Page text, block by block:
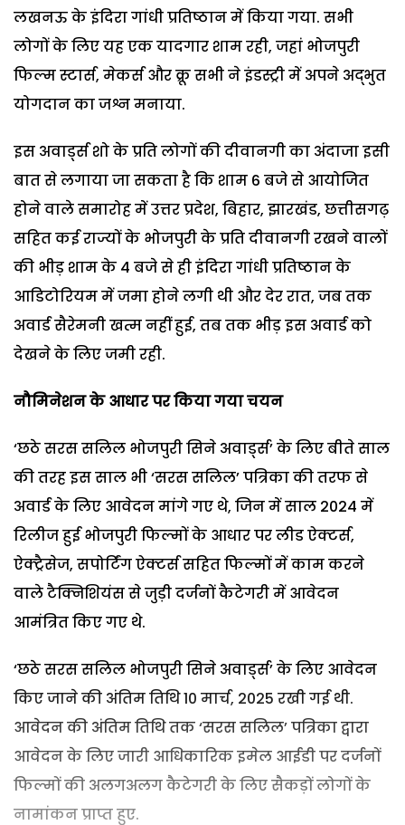
लखनऊ के इंदिरा गांधी प्रतिष्ठान में किया गया. सभी
लोगों के लिए यह एक यादगार शाम रही, जहां भोजपुरी
फिल्म स्टार्स, मेकर्स और क्रू सभी ने इंडस्ट्री में अपने अद्भुत
योगदान का जश्न मनाया.
इस अवार्ड्स शो के प्रति लोगों की दीवानगी का अंदाजा इसी
बात से लगाया जा सकता है कि शाम 6 बजे से आयोजित
होने वाले समारोह में उत्तर प्रदेश, बिहार, झारखंड, छत्तीसगढ़
सहित कई राज्यों के भोजपुरी के प्रति दीवानगी रखने वालों
की भीड़ शाम के 4 बजे से ही इंदिरा गांधी प्रतिष्ठान के
आडिटोरियम में जमा होने लगी थी और देर रात, जब तक
अवार्ड सैरेमनी खत्म नहीं हुई, तब तक भीड़ इस अवार्ड को
देखने के लिए जमी रही.
नौमिनेशन के आधार पर किया गया चयन
‘छठे सरस सलिल भोजपुरी सिने अवार्ड्स’ के लिए बीते साल
की तरह इस साल भी ‘सरस सलिल’ पत्रिका की तरफ से
अवार्ड के लिए आवेदन मांगे गए थे, जिन में साल 2024 में
रिलीज हुई भोजपुरी फिल्मों के आधार पर लीड ऐक्टर्स,
ऐक्ट्रैसेज, सपोर्टिंग ऐक्टर्स सहित फिल्मों में काम करने
वाले टैक्निशियंस से जुड़ी दर्जनों कैटेगरी में आवेदन
आमंत्रित किए गए थे.
‘छठे सरस सलिल भोजपुरी सिने अवार्ड्स’ के लिए आवेदन
किए जाने की अंतिम तिथि 10 मार्च, 2025 रखी गई थी.
आवेदन की अंतिम तिथि तक ‘सरस सलिल’ पत्रिका द्वारा
आवेदन के लिए जारी आधिकारिक इमेल आईडी पर दर्जनों
फिल्मों की अलगअलग कैटेगरी के लिए सैकड़ों लोगों के
नामांकन प्राप्त हुए.